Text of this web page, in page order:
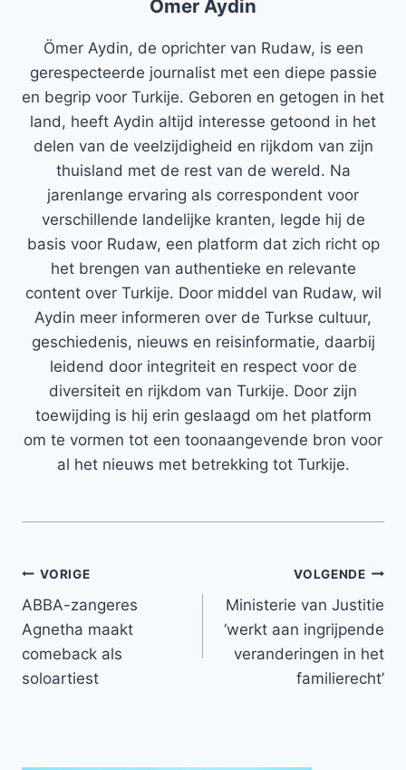
Ömer Aydin
Ömer Aydin, de oprichter van Rudaw, is een
gerespecteerde journalist met een diepe passie
en begrip voor Turkije. Geboren en getogen in het
land, heeft Aydin altijd interesse getoond in het
delen van de veelzijdigheid en rijkdom van zijn
thuisland met de rest van de wereld. Na
jarenlange ervaring als correspondent voor
verschillende landelijke kranten, legde hij de
basis voor Rudaw, een platform dat zich richt op
het brengen van authentieke en relevante
content over Turkije. Door middel van Rudaw, wil
Aydin meer informeren over de Turkse cultuur,
geschiedenis, nieuws en reisinformatie, daarbij
leidend door integriteit en respect voor de
diversiteit en rijkdom van Turkije. Door zijn
toewijding is hij erin geslaagd om het platform
om te vormen tot een toonaangevende bron voor
al het nieuws met betrekking tot Turkije.
Bericht
navigatie
VORIGE
ABBA-zangeres
Agnetha maakt
comeback als
soloartiest
VOLGENDE
Ministerie van Justitie
‘werkt aan ingrijpende
veranderingen in het
familierecht’